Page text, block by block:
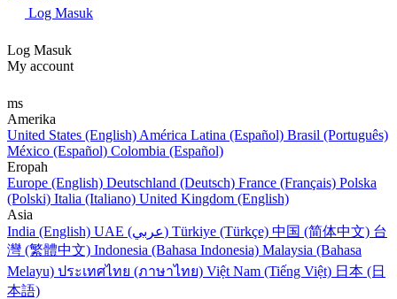
Log Masuk
Log Masuk
My account
ms
Amerika
United States (English) América Latina (Español) Brasil (Português)
México (Español) Colombia (Español)
Eropah
Europe (English) Deutschland (Deutsch) France (Français) Polska
(Polski) Italia (Italiano) United Kingdom (English)
Asia
India (English)
UAE (عربي) Türkiye (Türkçe) 中国 (简体中文) 台
灣 (繁體中文) Indonesia (Bahasa Indonesia) Malaysia (Bahasa
Melayu) ประเทศไทย (ภาษาไทย) Việt Nam (Tiếng Việt) 日本 (日
本語)